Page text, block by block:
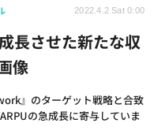
長させた新たな収
像
』のターゲット戦略と合致
の急成長に寄与していま
2022.4.2 Sat 0:00